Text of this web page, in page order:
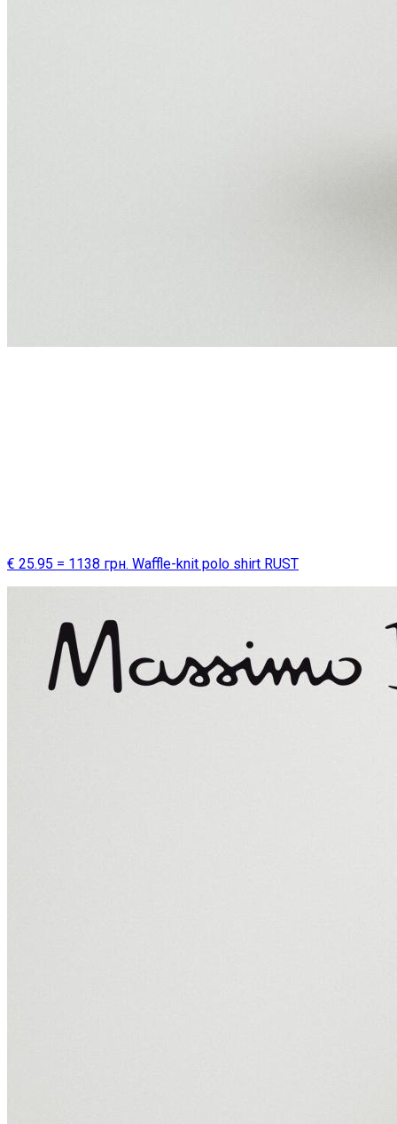
€ 25.95 = 1138 грн. Waffle-knit polo shirt RUST